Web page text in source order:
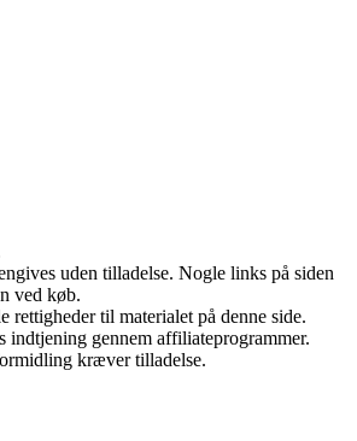
uden tilladelse. Nogle links på siden
ved køb.
til materialet på denne side.
indtjening gennem affiliateprogrammer.
kræver tilladelse.